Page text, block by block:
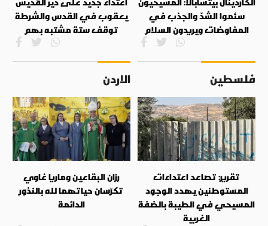
سئموا الشدّ والجذب في
المفاوضات ويريدون السلام
يعقوب في القدس والشرطة
توقف ستة مشتبه بهم
فلسطين
تقرير: تصاعد اعتداءات
المستوطنين يهدد الوجود
المسيحي في الطيبة بالضفة
الغربية
الاردن
رزان البقاعين وماريا غاوي
تكرّسان حياتهما لله بالنذور
الدائمة